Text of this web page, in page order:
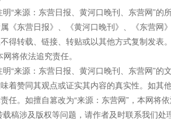
“来源：东营日报、黄河口晚刊、东营网”的
《东营日报》、《黄河口晚刊》、《东营网
得转载、链接、转贴或以其他方式复制发表
将依法追究责任。
“来源：东营日报、黄河口晚刊、东营网”的
着赞同其观点或证实其内容的真实性。如其
任。如擅自篡改为“来源：东营网”，本网将
稿涉及版权等问题，请作者及时联系我们处